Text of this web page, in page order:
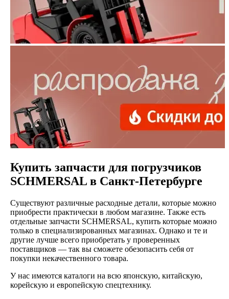
Купить запчасти для погрузчиков
SCHMERSAL в Санкт-Петербурге
Существуют различные расходные детали, которые можно
приобрести практически в любом магазине. Также есть
отдельные запчасти SCHMERSAL, купить которые можно
только в специализированных магазинах. Однако и те и
другие лучше всего приобретать у проверенных
поставщиков — так вы сможете обезопасить себя от
покупки некачественного товара.
У нас имеются каталоги на всю японскую, китайскую,
корейскую и европейскую спецтехнику.